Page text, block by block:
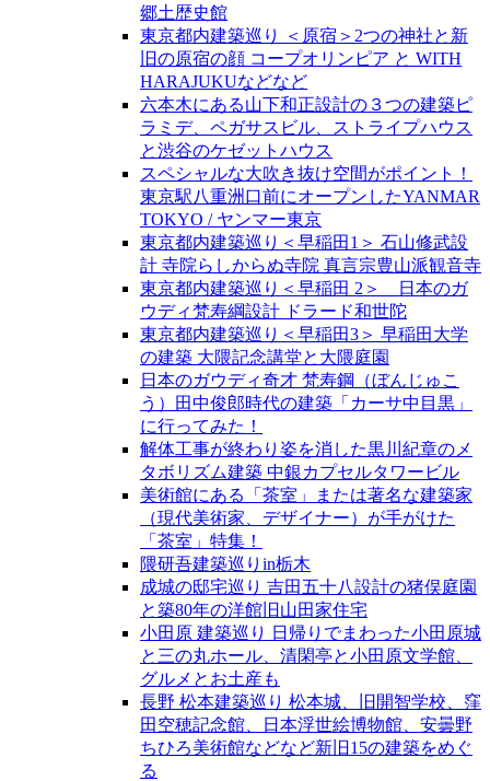
郷土歴史館
東京都内建築巡り ＜原宿＞2つの神社と新
旧の原宿の顔 コープオリンピア と WITH
HARAJUKUなどなど
六本木にある山下和正設計の３つの建築ピ
ラミデ、ペガサスビル、ストライプハウス
と渋谷のケゼットハウス
スペシャルな大吹き抜け空間がポイント！
東京駅八重洲口前にオープンしたYANMAR
TOKYO / ヤンマー東京
東京都内建築巡り＜早稲田1＞ 石山修武設
計 寺院らしからぬ寺院 真言宗豊山派観音寺
東京都内建築巡り＜早稲田 2＞ 日本のガ
ウディ梵寿綱設計 ドラード和世陀
東京都内建築巡り＜早稲田3＞ 早稲田大学
の建築 大隈記念講堂と大隈庭園
日本のガウディ奇才 梵寿鋼（ぼんじゅこ
う）田中俊郎時代の建築「カーサ中目黒」
に行ってみた！
解体工事が終わり姿を消した黒川紀章のメ
タボリズム建築 中銀カプセルタワービル
美術館にある「茶室」または著名な建築家
（現代美術家、デザイナー）が手がけた
「茶室」特集！
隈研吾建築巡りin栃木
成城の邸宅巡り 吉田五十八設計の猪俣庭園
と築80年の洋館旧山田家住宅
小田原 建築巡り 日帰りでまわった小田原城
と三の丸ホール、清閑亭と小田原文学館、
グルメとお土産も
長野 松本建築巡り 松本城、旧開智学校、窪
田空穂記念館、日本浮世絵博物館、安曇野
ちひろ美術館などなど新旧15の建築をめぐ
る